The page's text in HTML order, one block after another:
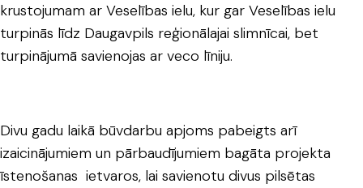
krustojumam ar Veselības ielu, kur gar Veselības ielu
turpinās līdz Daugavpils reģionālajai slimnīcai, bet
turpinājumā savienojas ar veco līniju.
Divu gadu laikā būvdarbu apjoms pabeigts arī
izaicinājumiem un pārbaudījumiem bagāta projekta
īstenošanas ietvaros, lai savienotu divus pilsētas